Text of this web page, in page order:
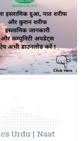
Urdu | Naat